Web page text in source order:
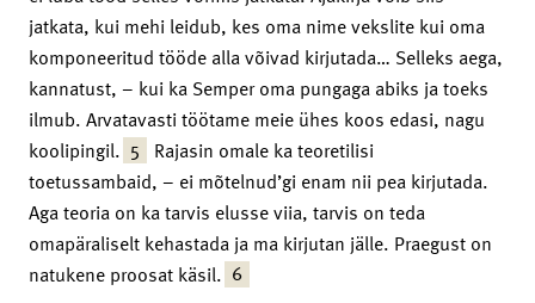
jatkata, kui mehi leidub, kes oma nime vekslite kui oma
komponeeritud tööde alla võivad kirjutada… Selleks aega,
kannatust, – kui ka Semper oma pungaga abiks ja toeks
ilmub. Arvatavasti töötame meie ühes koos edasi, nagu
koolipingil. 5 Rajasin omale ka teoretilisi
toetussambaid, – ei mõtelnud’gi enam nii pea kirjutada.
Aga teoria on ka tarvis elusse viia, tarvis on teda
omapäraliselt kehastada ja ma kirjutan jälle. Praegust on
natukene proosat käsil. 6